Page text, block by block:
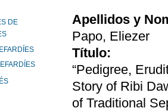
DE
Apellidos y
Papo, Eliezer
Título:
“Pedigree,
Story of Ribi
of Traditional